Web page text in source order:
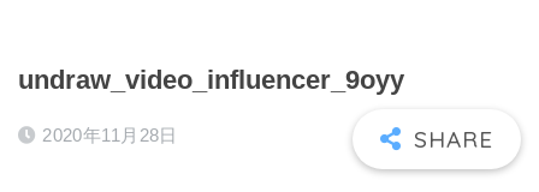
undraw_video_influencer_9oyy
2020年11月28日